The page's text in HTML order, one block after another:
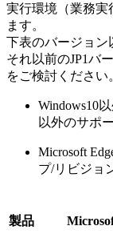
実行環境（業務実
ます。
下表のバージョン
それ以前のJP1バ
をご検討ください
Windows10
以外のサポ
Microsoft
プ/リビジョ
製品